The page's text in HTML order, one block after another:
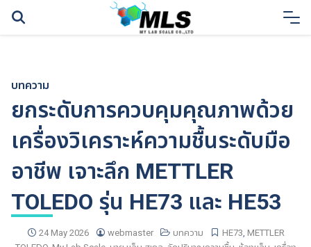
Skip
บทความ
ยกระดับการควบคุมคุณภาพด้วย
เครื่องวิเคราะห์ความชื้นระดับมือ
อาชีพ เจาะลึก METTLER
TOLEDO รุ่น HE73 และ HE53
24 May 2026 webmaster บทความ HE73, METTLER